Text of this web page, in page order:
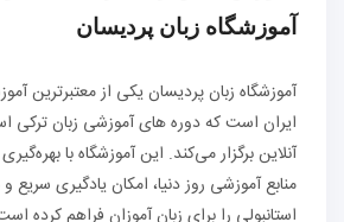
آموزشگاه زبان پردیسان
آموزشگاه زبان پردیسان یکی از معتبرترین
ایران است که دوره‌ های آموزشی زبان ترکی
آنلاین برگزار می‌کند. این آموزشگاه با
منابع آموزشی روز دنیا، امکان یادگیری سریع
استانبولی را برای زبان ‌آموزان فراهم کرده